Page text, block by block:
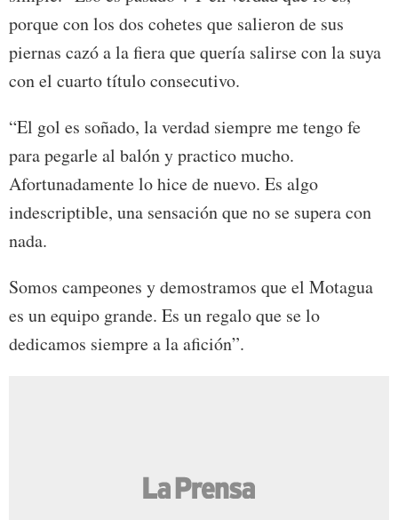
porque con los dos cohetes que salieron de sus
piernas cazó a la fiera que quería salirse con la suya
con el cuarto título consecutivo.
“El gol es soñado, la verdad siempre me tengo fe
para pegarle al balón y practico mucho.
Afortunadamente lo hice de nuevo. Es algo
indescriptible, una sensación que no se supera con
nada.
Somos campeones y demostramos que el Motagua
es un equipo grande. Es un regalo que se lo
dedicamos siempre a la afición”.